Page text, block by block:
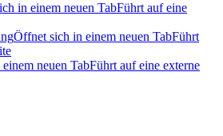
in einem neuen TabFührt auf eine
Öffnet sich in einem neuen TabFührt
neuen TabFührt auf eine externe